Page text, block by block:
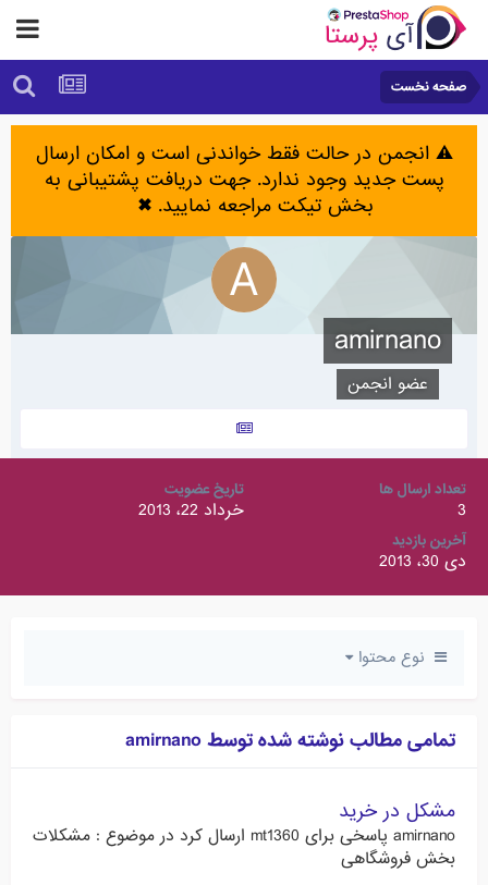
صفحه نخست
⚠️ انجمن در حالت فقط خواندنی است و امکان ارسال
پست جدید وجود ندارد. جهت دریافت پشتیبانی به
بخش تیکت مراجعه نمایید.✖
amirnano
عضو انجمن
تعداد ارسال ها
3
تاریخ عضویت
خرداد 22، 2013
آخرین بازدید
دی 30، 2013
نوع محتوا
تمامی مطالب نوشته شده توسط amirnano
مشکل در خرید
amirnano پاسخی برای mt1360 ارسال کرد در موضوع : مشکلات
بخش فروشگاهی